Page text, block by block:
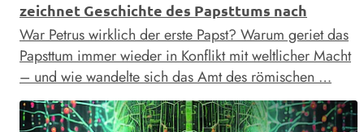
zeichnet Geschichte des Papsttums nach
War Petrus wirklich der erste Papst? Warum geriet das
Papsttum immer wieder in Konflikt mit weltlicher Macht
– und wie wandelte sich das Amt des römischen …